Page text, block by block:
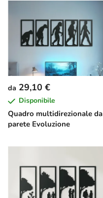
Quadro multidirezionale da
parete Evoluzione
da 29,10 €
Disponibile